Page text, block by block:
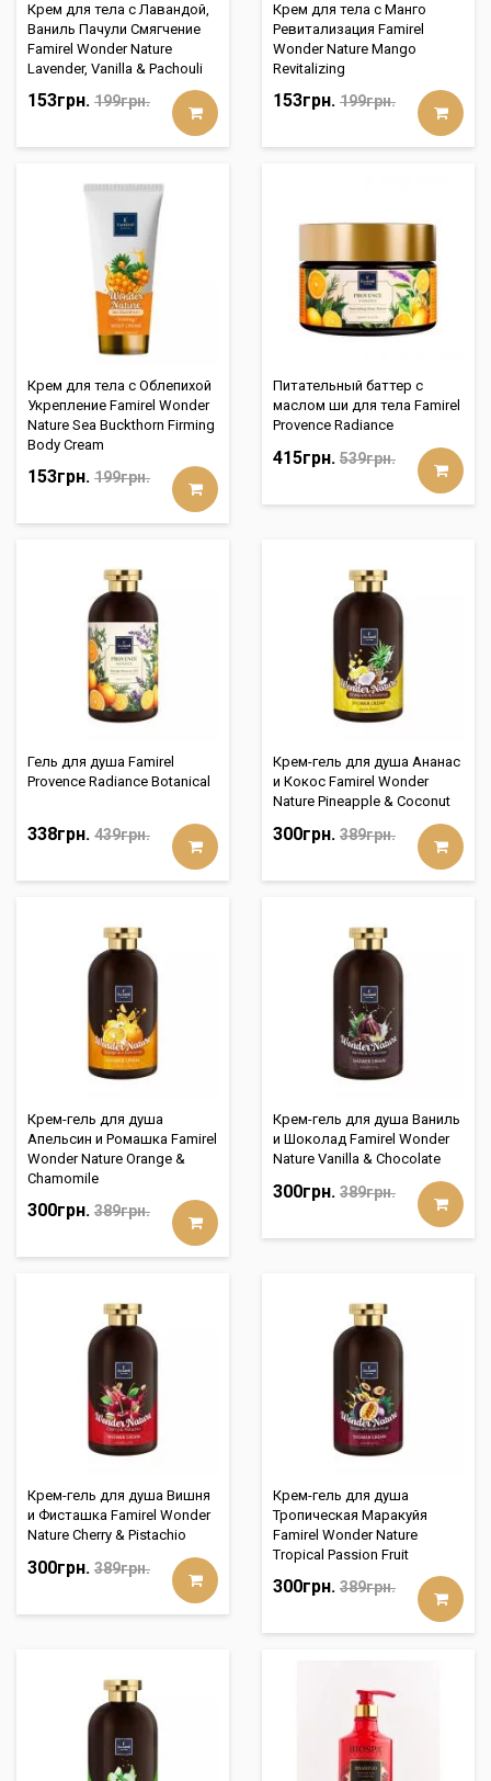
Крем для тела с Лавандой,
Ваниль Пачули Смягчение
Famirel Wonder Nature
Lavender, Vanilla & Pachouli
153грн. 199грн.
Крем для тела с Манго
Ревитализация Famirel
Wonder Nature Mango
Revitalizing
153грн. 199грн.
Крем для тела с Облепихой
Укрепление Famirel Wonder
Nature Sea Buckthorn Firming
Body Cream
153грн. 199грн.
Питательный баттер с
маслом ши для тела Famirel
Provence Radiance
415грн. 539грн.
Гель для душа Famirel
Provence Radiance Botanical
338грн. 439грн.
Крем-гель для душа Ананас
и Кокос Famirel Wonder
Nature Pineapple & Coconut
300грн. 389грн.
Крем-гель для душа
Апельсин и Ромашка Famirel
Wonder Nature Orange &
Chamomile
300грн. 389грн.
Крем-гель для душа Ваниль
и Шоколад Famirel Wonder
Nature Vanilla & Chocolate
300грн. 389грн.
Крем-гель для душа Вишня
и Фисташка Famirel Wonder
Nature Cherry & Pistachio
300грн. 389грн.
Крем-гель для душа
Тропическая Маракуйя
Famirel Wonder Nature
Tropical Passion Fruit
300грн. 389грн.